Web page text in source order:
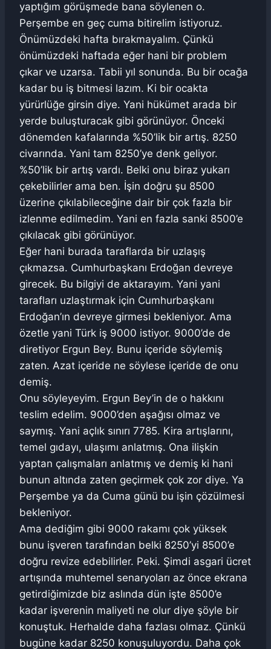
yaptığım görüşmede bana söylenen o.
Perşembe en geç cuma bitirelim istiyoruz.
Önümüzdeki hafta bırakmayalım. Çünkü
önümüzdeki haftada eğer hani bir problem
çıkar ve uzarsa. Tabii yıl sonunda. Bu bir ocağa
kadar bu iş bitmesi lazım. Ki bir ocakta
yürürlüğe girsin diye. Yani hükümet arada bir
yerde buluşturacak gibi görünüyor. Önceki
dönemden kafalarında %50’lik bir artış. 8250
civarında. Yani tam 8250’ye denk geliyor.
%50’lik bir artış vardı. Belki onu biraz yukarı
çekebilirler ama ben. İşin doğru şu 8500
üzerine çıkılabileceğine dair bir çok fazla bir
izlenme edilmedim. Yani en fazla sanki 8500’e
çıkılacak gibi görünüyor.
Eğer hani burada taraflarda bir uzlaşış
çıkmazsa. Cumhurbaşkanı Erdoğan devreye
girecek. Bu bilgiyi de aktarayım. Yani yani
tarafları uzlaştırmak için Cumhurbaşkanı
Erdoğan’ın devreye girmesi bekleniyor. Ama
özetle yani Türk iş 9000 istiyor. 9000’de de
diretiyor Ergun Bey. Bunu içeride söylemiş
zaten. Azat içeride ne söylese içeride de onu
demiş.
Onu söyleyeyim. Ergun Bey’in de o hakkını
teslim edelim. 9000’den aşağısı olmaz ve
saymış. Yani açlık sınırı 7785. Kira artışlarını,
temel gıdayı, ulaşımı anlatmış. Ona ilişkin
yaptan çalışmaları anlatmış ve demiş ki hani
bunun altında zaten geçirmek çok zor diye. Ya
Perşembe ya da Cuma günü bu işin çözülmesi
bekleniyor.
Ama dediğim gibi 9000 rakamı çok yüksek
bunu işveren tarafından belki 8250’yi 8500’e
doğru revize edebilirler. Peki. Şimdi asgari ücret
artışında muhtemel senaryoları az önce ekrana
getirdiğimizde biz aslında dün işte 8500’e
kadar işverenin maliyeti ne olur diye şöyle bir
konuştuk. Herhalde daha fazlası olmaz. Çünkü
bugüne kadar 8250 konuşuluyordu. Daha çok